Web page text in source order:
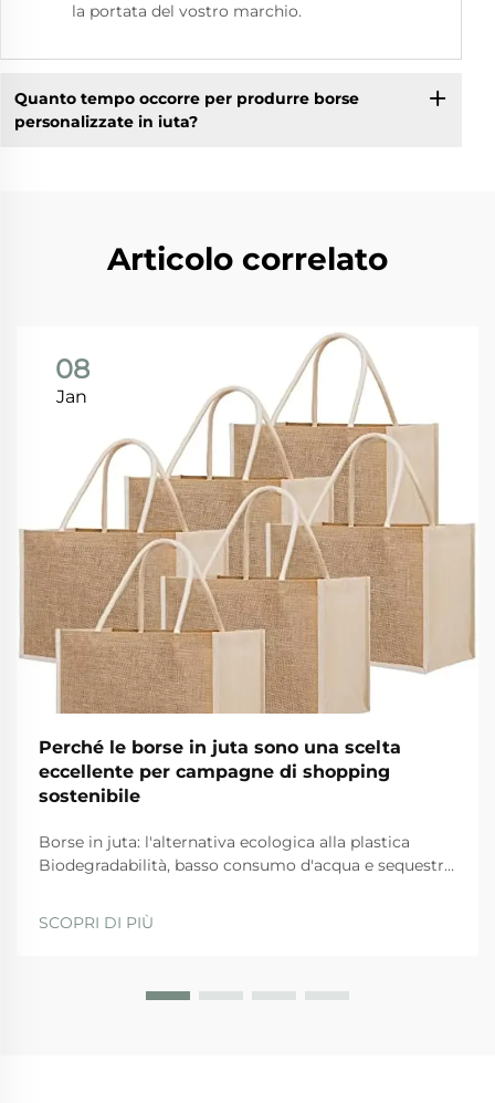
la portata del vostro marchio.
Quanto tempo occorre per produrre borse
personalizzate in iuta?
Articolo correlato
08
Jan
Perché le borse in juta sono una scelta
eccellente per campagne di shopping
sostenibile
Borse in juta: l'alternativa ecologica alla plastica
Biodegradabilità, basso consumo d'acqua e sequestro
sintetiche Quando si tratta di opzioni ecologiche, le
borse in juta si distinguono per diversi motivi. Prima
SCOPRI DI PIÙ